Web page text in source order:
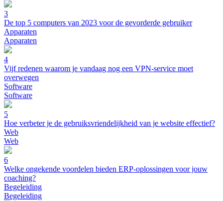
3
De top 5 computers van 2023 voor de gevorderde gebruiker
Apparaten
Apparaten
4
Vijf redenen waarom je vandaag nog een VPN-service moet
overwegen
Software
Software
5
Hoe verbeter je de gebruiksvriendelijkheid van je website effectief?
Web
Web
6
Welke ongekende voordelen bieden ERP-oplossingen voor jouw
coaching?
Begeleiding
Begeleiding